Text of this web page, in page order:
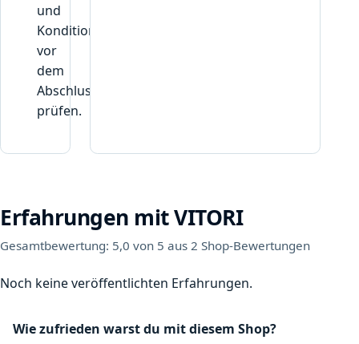
und
Konditionen
vor
dem
Abschluss
prüfen.
Erfahrungen mit VITORI
Gesamtbewertung: 5,0 von 5 aus 2 Shop-Bewertungen
Noch keine veröffentlichten Erfahrungen.
Wie zufrieden warst du mit diesem Shop?